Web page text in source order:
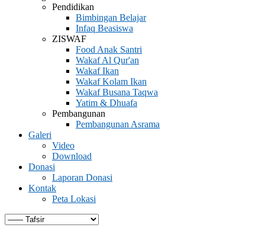
Pendidikan
Bimbingan Belajar
Infaq Beasiswa
ZISWAF
Food Anak Santri
Wakaf Al Qur'an
Wakaf Ikan
Wakaf Kolam Ikan
Wakaf Busana Taqwa
Yatim & Dhuafa
Pembangunan
Pembangunan Asrama
Galeri
Video
Download
Donasi
Laporan Donasi
Kontak
Peta Lokasi